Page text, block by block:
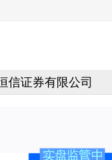
信证券有限公司